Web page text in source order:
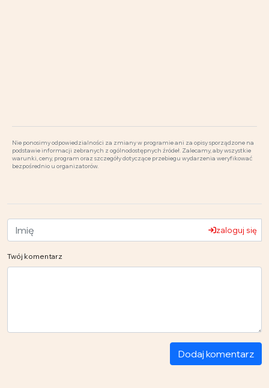
Nie ponosimy odpowiedzialności za zmiany w programie ani za opisy sporządzone na
podstawie informacji zebranych z ogólnodostępnych źródeł. Zalecamy, aby wszystkie
warunki, ceny, program oraz szczegóły dotyczące przebiegu wydarzenia weryfikować
bezpośrednio u organizatorów.
zaloguj się
Twój komentarz
Dodaj komentarz